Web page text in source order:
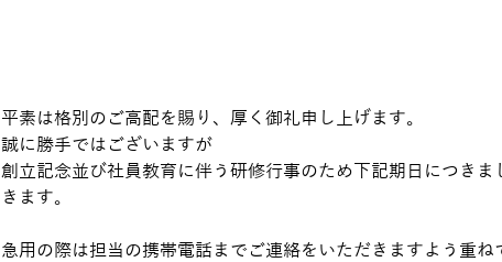
平素は格別のご⾼配を賜り、厚く御礼申し上げます。
誠に勝手ではございますが
創立記念並び社員教育に伴う研修行事のため下記期日につき
きます。
急⽤の際は担当の携帯電話までご連絡をいただきますよう重ね